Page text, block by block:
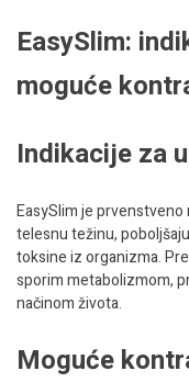
EasySlim:
moguće
Indikacije za
EasySlim je
telesnu težinu,
toksine iz organizma.
sporim metabolizmom,
načinom života.
Moguće